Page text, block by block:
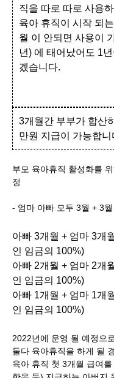
직을 따로 따로 사용
육아 휴직이 시작 되
월 이 안되면 사용이
년) 에 태어났어도 1
겠습니다.
3개월간 부부가 합산
만원 지급이 가능합니
부모 육아휴직 활성화를
정
- 엄마 아빠 모두 3월 + 3
아빠 3개월 + 엄마 3개
인 임금의 100%)
아빠 2개월 + 엄마 2개
인 임금의 100%)
아빠 1개월 + 엄마 1개
인 임금의 100%)
2022년에 운영 될 예정으
둘다 육아휴직을 하게 될
육아 휴직 첫 3개월 급여